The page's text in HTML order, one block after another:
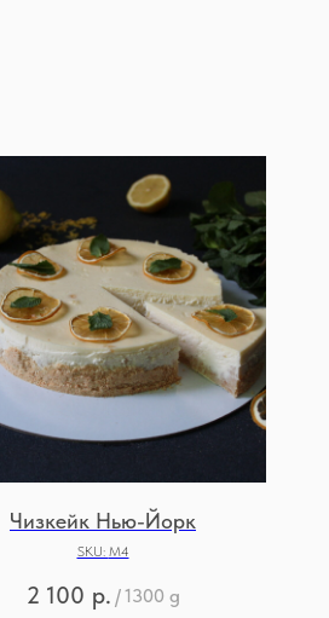
Чизкейк Нью-Йорк
SKU: М4
2 100 р. /1300 g